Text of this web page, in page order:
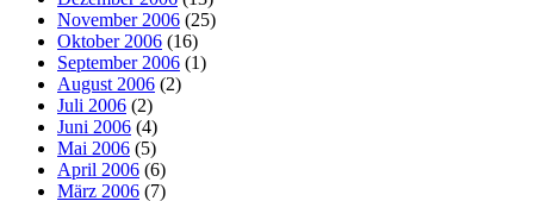
November 2006 (25)
Oktober 2006 (16)
September 2006 (1)
August 2006 (2)
Juli 2006 (2)
Juni 2006 (4)
Mai 2006 (5)
April 2006 (6)
März 2006 (7)